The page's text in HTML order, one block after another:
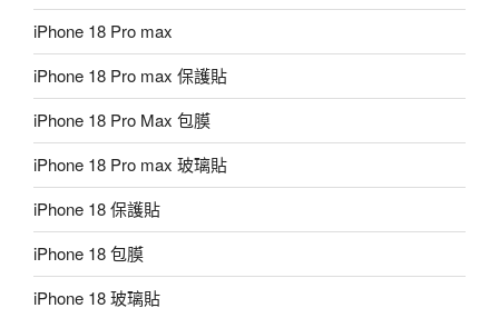
iPhone 18 Pro max
iPhone 18 Pro max 保護貼
iPhone 18 Pro Max 包膜
iPhone 18 Pro max 玻璃貼
iPhone 18 保護貼
iPhone 18 包膜
iPhone 18 玻璃貼